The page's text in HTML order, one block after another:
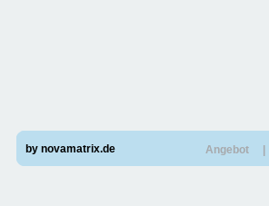
by novamatrix.de Angebot